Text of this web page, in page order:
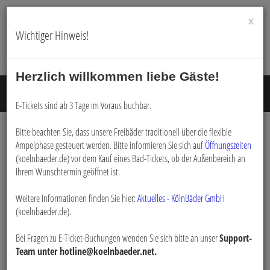
Kursplan
Kurs
alle
×
Wichtiger Hinweis!
Herzlich willkommen liebe Gäste!
E-Tickets sind ab 3 Tage im Voraus buchbar.
Bitte beachten Sie, dass unsere Freibäder traditionell über die flexible
Ampelphase gesteuert werden. Bitte informieren Sie sich aufÖffnungszeiten
(koelnbaeder.de) vor dem Kauf eines Bad-Tickets, ob der Außenbereich an
Ihrem Wunschtermin geöffnet ist.
Weitere Informationen finden Sie hier:Aktuelles - KölnBäder GmbH
(koelnbaeder.de).
Bei Fragen zu E-Ticket-Buchungen wenden Sie sich bitte an unserSupport-
Team unter hotline@koelnbaeder.net.